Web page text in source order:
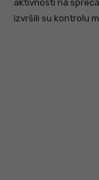
aktivnosti na
izvršili su kontrolu